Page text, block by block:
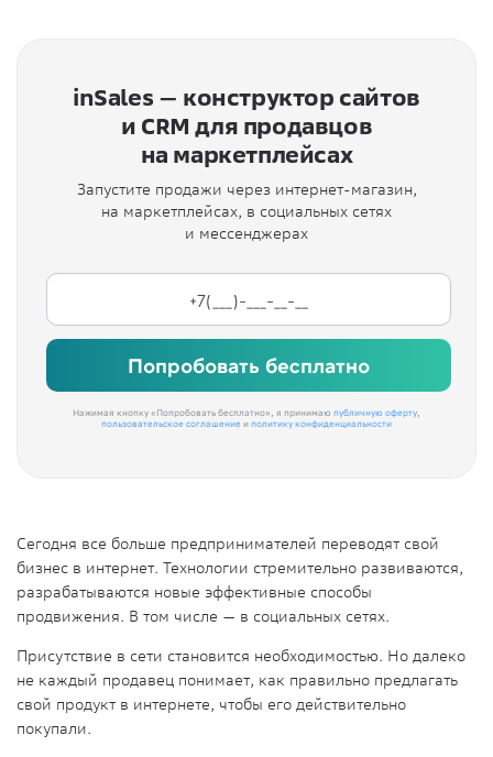
inSales — конструктор сайтов
и CRM для продавцов
на маркетплейсах
Запустите продажи через интернет-магазин,
на маркетплейсах, в социальных сетях
и мессенджерах
Попробовать бесплатно
Нажимая кнопку «Попробовать бесплатно», я принимаю публичную оферту,
пользовательское соглашение и политику конфиденциальности
Сегодня все больше предпринимателей переводят свой
бизнес в интернет. Технологии стремительно развиваются,
разрабатываются новые эффективные способы
продвижения. В том числе — в социальных сетях.
Присутствие в сети становится необходимостью. Но далеко
не каждый продавец понимает, как правильно предлагать
свой продукт в интернете, чтобы его действительно
покупали.